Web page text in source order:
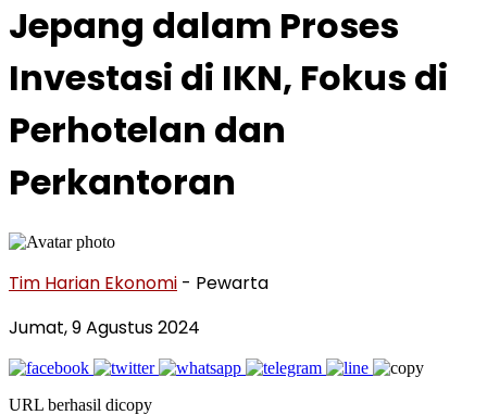
Jepang dalam Proses
Investasi di IKN, Fokus di
Perhotelan dan
Perkantoran
Tim Harian Ekonomi - Pewarta
Jumat, 9 Agustus 2024
URL berhasil dicopy